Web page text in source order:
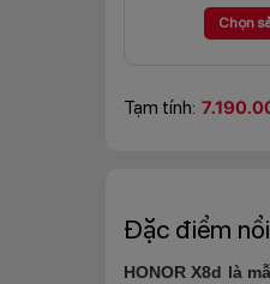
Chọn
Tạm tính:
Đặc điểm
HONOR X8d là